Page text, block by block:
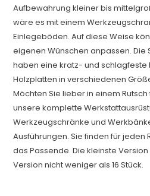
Aufbewahrung kleiner bis
wäre es mit einem
Einlegeböden. Auf diese Weise
eigenen Wünschen anpassen. Die
haben eine kratz- und schlagfeste
Holzplatten in verschiedenen
Möchten Sie lieber in einem
unsere komplette
Werkzeugschränke und
Ausführungen. Sie finden für jeden
das Passende. Die kleinste
Version nicht weniger als 16 Stück.